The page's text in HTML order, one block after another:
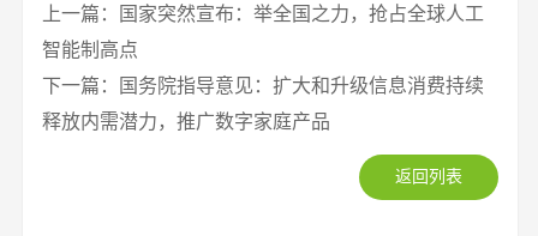
上一篇：国家突然宣布：举全国之力，抢占全球人工
智能制高点
下一篇：国务院指导意见：扩大和升级信息消费持续
释放内需潜力，推广数字家庭产品
返回列表